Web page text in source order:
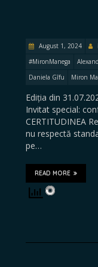
August 1, 2024
#MironManega
Daniela Gîfu
Miron
Ediția din
Invitat special:
CERTITUDINEA
nu respectă
pe…
READ MORE